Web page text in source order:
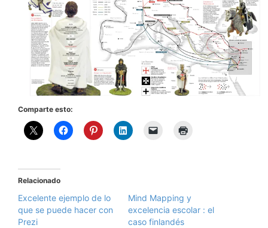
Comparte esto:
Relacionado
Excelente ejemplo de lo
que se puede hacer con
Prezi
Mind Mapping y
excelencia escolar : el
caso finlandés